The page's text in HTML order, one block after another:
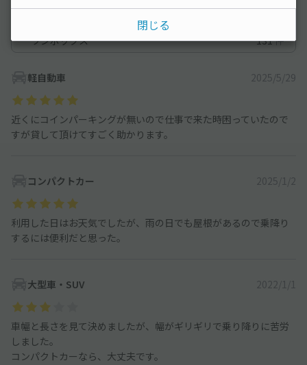
ワンボックス
131件
軽自動車 2025/5/29
近くにコインパーキングが無いので仕事で来た時困っていたので
すが貸して頂けてすごく助かります。
コンパクトカー 2025/1/2
利用した日はお天気でしたが、雨の日でも屋根があるので乗降り
するには便利だと思った。
大型車・SUV 2022/1/1
車幅と長さを見て決めましたが、幅がギリギリで乗り降りに苦労
しました。
コンパクトカーなら、大丈夫です。
閉じる